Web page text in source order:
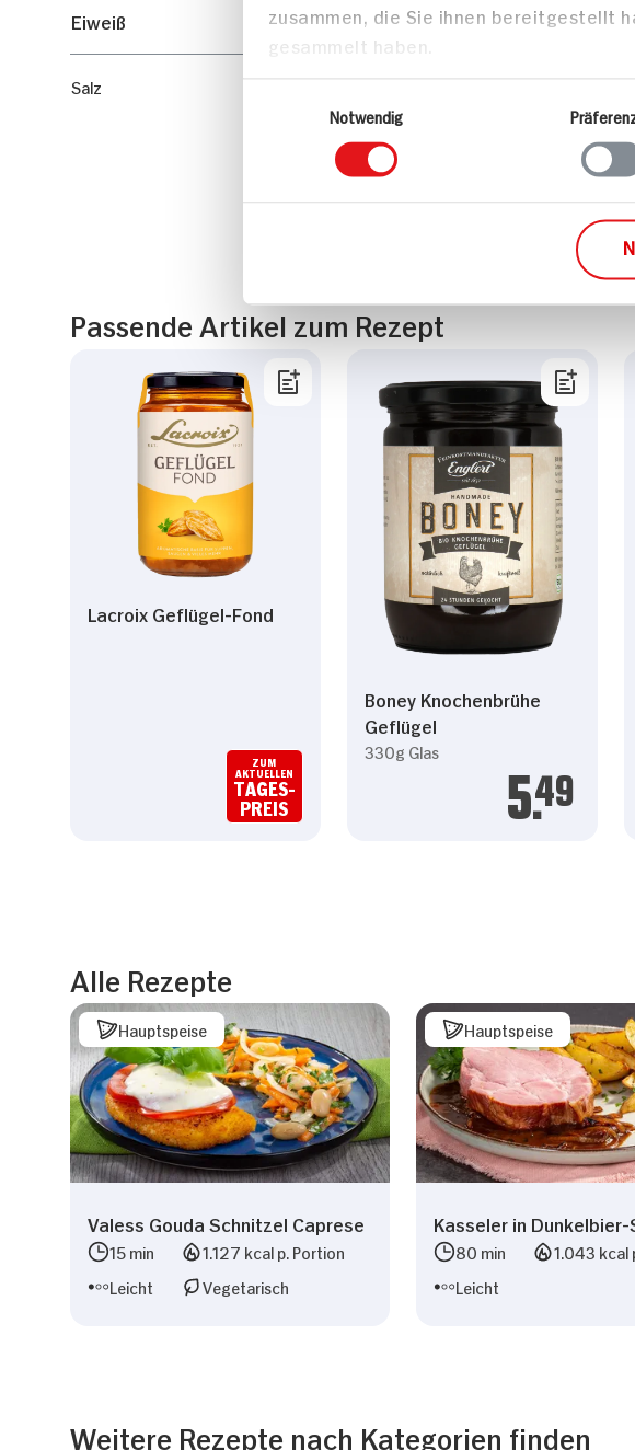
zusammen, die Sie ihnen bereitgestellt
gesammelt haben.
Notwendig
Eiweiß
Salz
Passende Artikel zum Rezept
Lacroix Geflügel-Fond
ZUM
AKTUELLEN
TAGES-
PREIS
Boney Knochenbrühe
Geflügel
330g Glas
5.49
Alle Rezepte
Hauptspeise
Valess Gouda Schnitzel Caprese
15 min
1.127 kcal p. Portion
Leicht
Vegetarisch
Hauptspeise
Kasseler in Dunkelbier-
80 min
1.043 kcal
Leicht
Weitere Rezepte nach Kategorien finden